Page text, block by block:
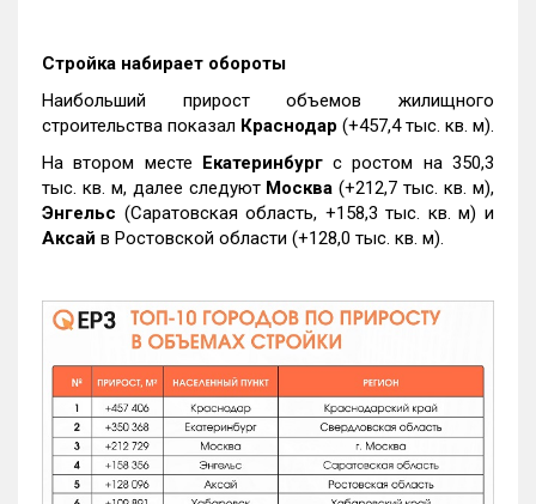
Стройка набирает обороты
Наибольший прирост объемов жилищного
строительства показал Краснодар (+457,4 тыс. кв. м).
На втором месте
Екатеринбургс ростом на 350,3
тыс. кв. м, далее следуют Москва (+212,7 тыс. кв. м),
Энгельс (Саратовская область, +158,3 тыс. кв. м) и
Аксай в Ростовской области (+128,0 тыс. кв. м).